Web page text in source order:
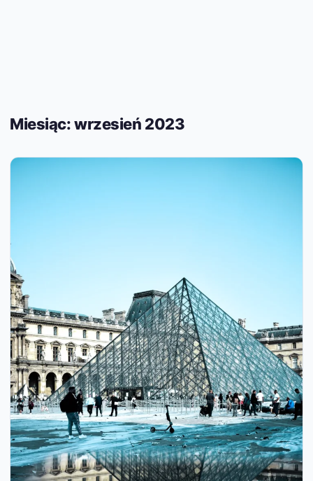
Miesiąc:wrzesień 2023